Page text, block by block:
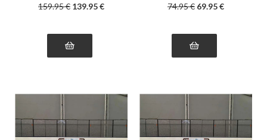
159.95€ 139.95€ 74.95€ 69.95€